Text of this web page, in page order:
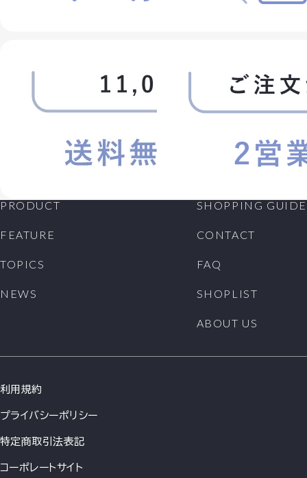
PRODUCT
FEATURE
TOPICS
NEWS
SHOPPING GUIDE
CONTACT
FAQ
SHOPLIST
ABOUT US
利用規約
プライバシーポリシー
特定商取引法表記
コーポレートサイト